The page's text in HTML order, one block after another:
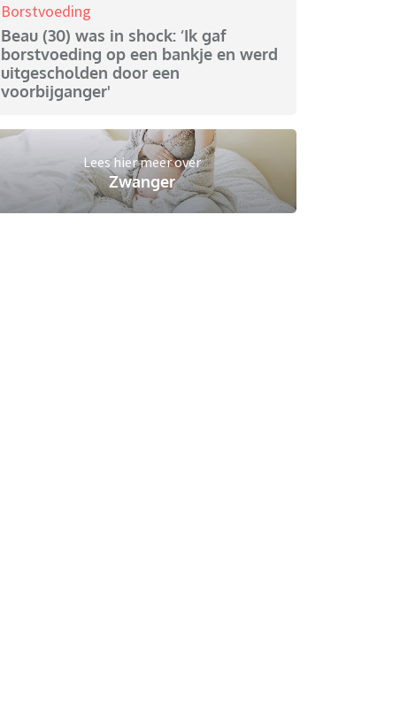
Borstvoeding
Beau (30) was in shock: ‘Ik gaf
borstvoeding op een bankje en werd
uitgescholden door een
voorbijganger'
Lees hier meer over
Zwanger